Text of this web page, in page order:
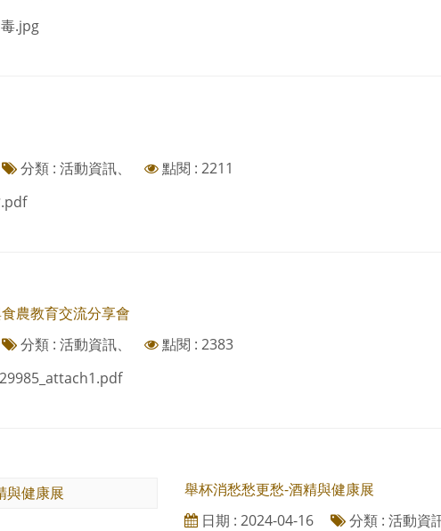
.jpg
分類 : 活動資訊、
點閱 : 2211
農教育交流分享會
分類 : 活動資訊、
點閱 : 2383
舉杯消愁愁更愁-酒精與健康展
日期 : 2024-04-16
分類 : 活動資訊